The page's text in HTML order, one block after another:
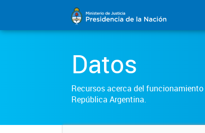
Datos
Recursos acerca del
República Argentina.